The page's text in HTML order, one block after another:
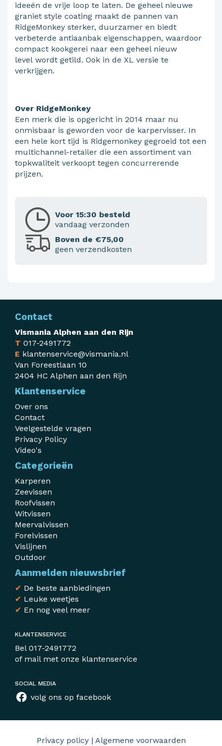
ideeën de vrije loop te laten. De geheel nieuwe
graniet style coating maakt de pannen van
RidgeMonkey sterker, duurzamer en biedt
verbeterde antiaanbak eigenschappen, waardoor
compact kookgerei naar een geheel nieuw
level wordt getild. Ook in de XL versie te
verkrijgen.
Over RidgeMonkey
Een merk die is opgericht in 2014 maar nu
onmisbaar is geworden voor de karpervisser. In
een hele kort tijd is Ridgemonkey gegroeid tot een
multichannel-retailer die een assortiment van
topkwaliteit verkoopt tegen concurrerende
prijzen.
Voor 15:30 besteld
vandaag verzonden
Boven de €75,00
geen verzendkosten
Contact
Vismania Alphen aan den Rijn
T 017-2491772
E klantenservice@vismania.nl
Van Foreestlaan 10
2404 HC Alphen aan den Rijn
Klantenservice
Over ons
Contact
Veelgestelde vragen
Privacy Policy
Video's
Categorieën
Karperen
Zeevissen
Roofvissen
Witvissen
Meervalvissen
Forelvissen
Vislijnen
Outdoor
Aanmelden nieuwsbrief
✔ De beste aanbiedingen
✔ Leuke weetjes
✔ En nog veel meer
KLANTENSERVICE
Bel 017-2491772
of mail met onze klantenservice
SOCIAL MEDIA
volg ons op facebook
Privacy policy| Algemene voorwaarden